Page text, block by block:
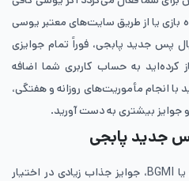
بازی یا از طریق سایت‌های معتبر یوسی
پس جدید پابجی، فوراً تمام جوایزی
به حساب کاربری شما اضافه
انجام مأموریت‌های روزانه و هفتگی،
جوایز بیشتری به دست آورید.
جدید پابجی
در رویال پس A12 پابجی موبایل یا BGMI، جوایز جذاب زیادی در اختیار